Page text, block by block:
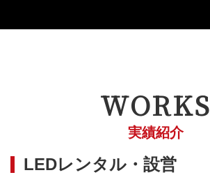
WORKS
実績紹介
LEDレンタル・設営